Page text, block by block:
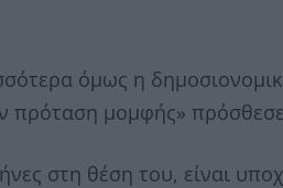
όμως η
πρόταση μομφής»
στη θέση του, είναι